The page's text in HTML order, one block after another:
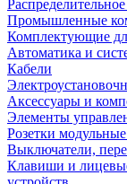
Промышленные
Комплектующие
Автоматика и
Кабели
Аксессуары и
Элементы
Розетки
Выключатели,
Клавиши и